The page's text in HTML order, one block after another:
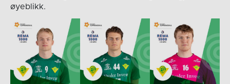
øyeblikk.